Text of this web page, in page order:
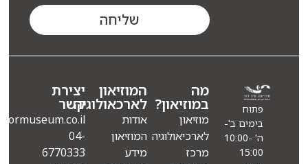
מה
במוזיאון?
מוזיאון
לארכיאולוגיה
מרכז
המוזיאון
לארכאולוגיה
אודות
המוזיאון
מידע
יצירת
קשר
Info@eindormuseum.co.il
04-
6770333